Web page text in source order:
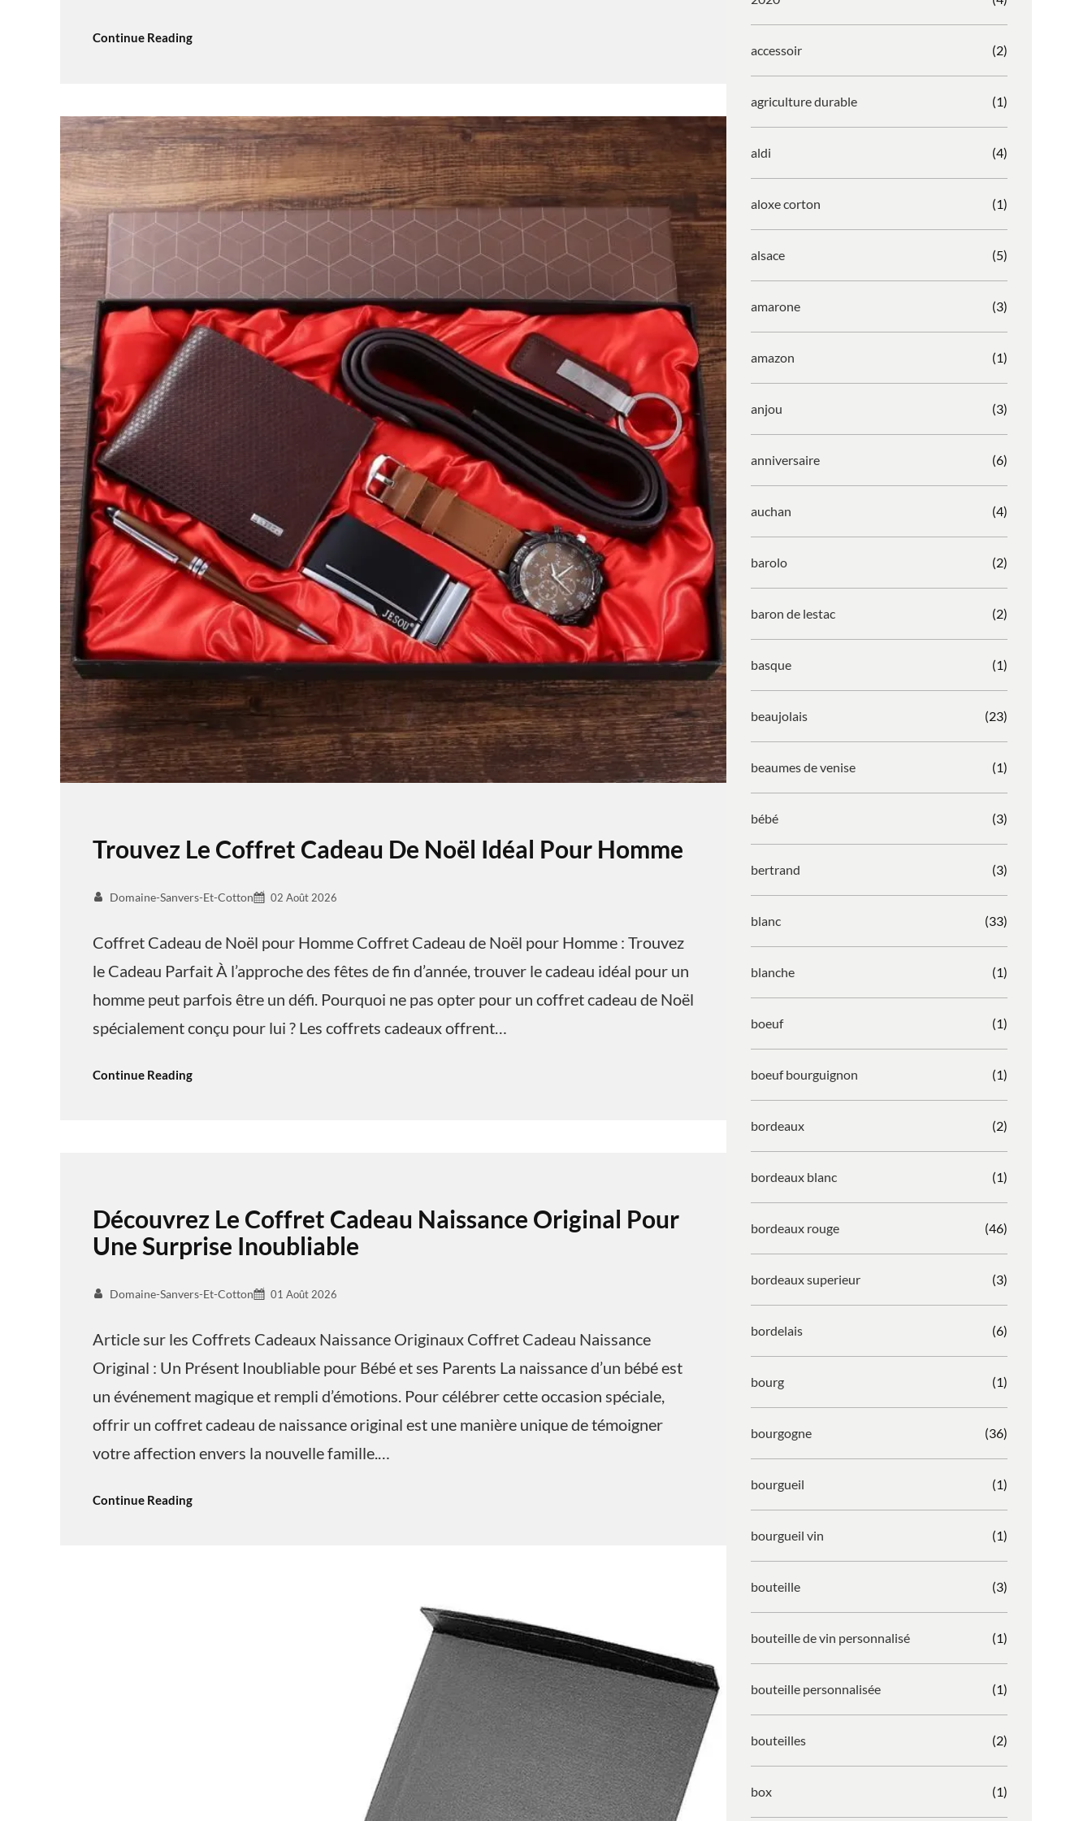
Continue Reading
Trouvez Le Coffret Cadeau De Noël Idéal Pour Homme
Domaine-Sanvers-Et-Cotton 02 Août 2026
Coffret Cadeau de Noël pour Homme Coffret Cadeau de Noël pour Homme : Trouvez
le Cadeau Parfait À l’approche des fêtes de fin d’année, trouver le cadeau idéal pour un
homme peut parfois être un défi. Pourquoi ne pas opter pour un coffret cadeau de Noël
spécialement conçu pour lui ? Les coffrets cadeaux offrent…
Continue Reading
Découvrez Le Coffret Cadeau Naissance Original Pour
Une Surprise Inoubliable
Domaine-Sanvers-Et-Cotton 01 Août 2026
Article sur les Coffrets Cadeaux Naissance Originaux Coffret Cadeau Naissance
Original : Un Présent Inoubliable pour Bébé et ses Parents La naissance d’un bébé est
un événement magique et rempli d’émotions. Pour célébrer cette occasion spéciale,
offrir un coffret cadeau de naissance original est une manière unique de témoigner
votre affection envers la nouvelle famille.…
Continue Reading
accessoir (2)
agriculture durable (1)
aldi (4)
aloxe corton (1)
alsace (5)
amarone (3)
amazon (1)
anjou (3)
anniversaire (6)
auchan (4)
barolo (2)
baron de lestac (2)
basque (1)
beaujolais (23)
beaumes de venise (1)
bébé (3)
bertrand (3)
blanc (33)
blanche (1)
boeuf (1)
boeuf bourguignon (1)
bordeaux (2)
bordeaux blanc (1)
bordeaux rouge (46)
bordeaux superieur (3)
bordelais (6)
bourg (1)
bourgogne (36)
bourgueil (1)
bourgueil vin (1)
bouteille (3)
bouteille de vin personnalisé (1)
bouteille personnalisée (1)
bouteilles (2)
box (1)